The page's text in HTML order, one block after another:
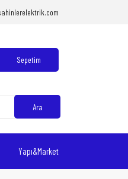
Sepetim
Ara
Yapı&Market